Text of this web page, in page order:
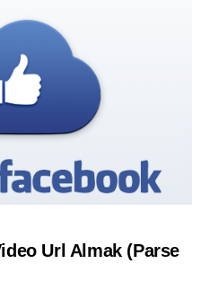
Url Almak (Parse